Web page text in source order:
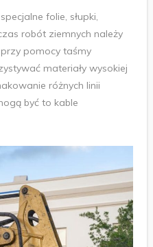
folie, słupki,
robót ziemnych należy
pomocy taśmy
materiały wysokiej
różnych linii
być to kable